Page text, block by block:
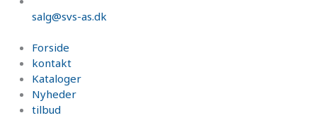
salg@svs-as.dk
Forside
kontakt
Kataloger
Nyheder
tilbud